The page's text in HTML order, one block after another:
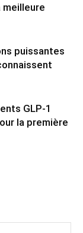
meilleure
puissantes
GLP-1
la première